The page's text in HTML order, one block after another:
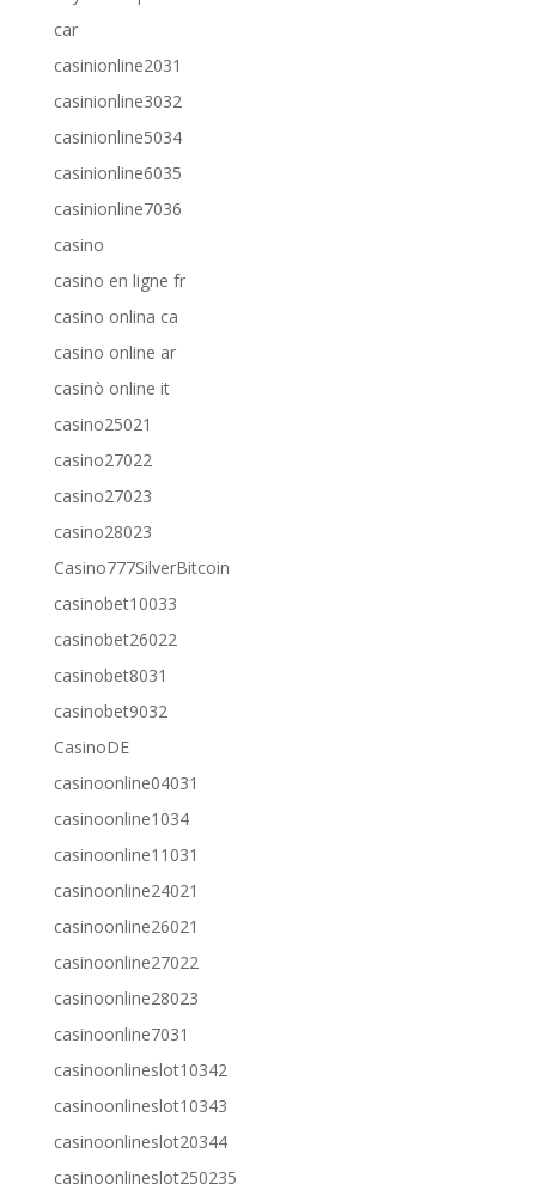
car
casinionline2031
casinionline3032
casinionline5034
casinionline6035
casinionline7036
casino
casino en ligne fr
casino onlina ca
casino online ar
casinò online it
casino25021
casino27022
casino27023
casino28023
Casino777SilverBitcoin
casinobet10033
casinobet26022
casinobet8031
casinobet9032
CasinoDE
casinoonline04031
casinoonline1034
casinoonline11031
casinoonline24021
casinoonline26021
casinoonline27022
casinoonline28023
casinoonline7031
casinoonlineslot10342
casinoonlineslot10343
casinoonlineslot20344
casinoonlineslot250235